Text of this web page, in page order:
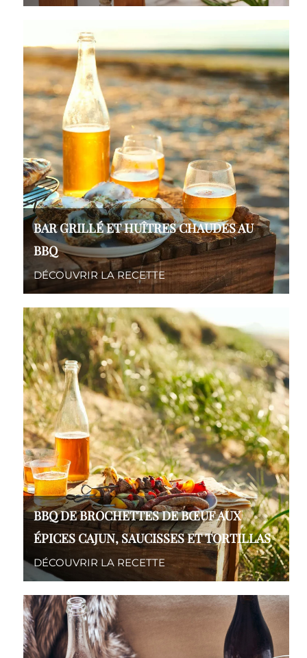
BAR GRILLÉ ET HUÎTRES CHAUDES AU
BBQ
DÉCOUVRIR LA RECETTE
BBQ DE BROCHETTES DE BŒUF AUX
ÉPICES CAJUN, SAUCISSES ET TORTILLAS
DÉCOUVRIR LA RECETTE